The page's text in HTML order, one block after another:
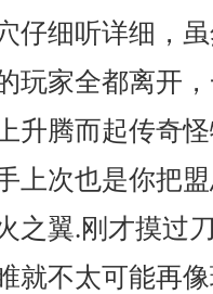
仔细听详细，
玩家全都离开
升腾而起传奇
上次也是你把
之翼.刚才摸过
不太可能再像